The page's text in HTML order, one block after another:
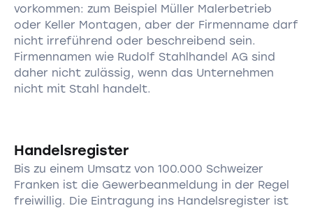
vorkommen: zum Beispiel Müller Malerbetrieb
oder Keller Montagen, aber der Firmenname darf
nicht irreführend oder beschreibend sein.
Firmennamen wie Rudolf Stahlhandel AG sind
daher nicht zulässig, wenn das Unternehmen
nicht mit Stahl handelt.
Handelsregister
Bis zu einem Umsatz von 100.000 Schweizer
Franken ist die Gewerbeanmeldung in der Regel
freiwillig. Die Eintragung ins Handelsregister ist